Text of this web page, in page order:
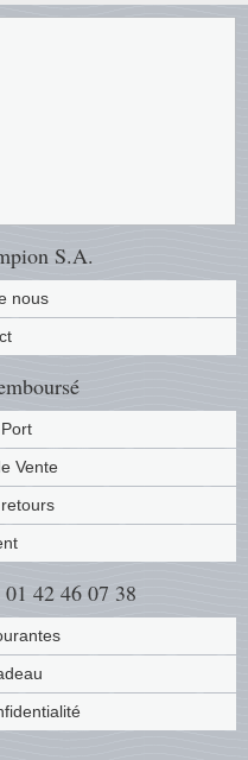
S.A.
nous
Vente
42 46 07 38